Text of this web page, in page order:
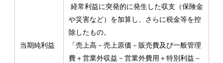
当期純利益
経常利益に突発的に発生した収支（保険金
や災害など）を加算し、さらに税金等を控
除したもの。
「売上高－売上原価－販売費及び一般管理
費＋営業外収益－営業外費用＋特別利益－